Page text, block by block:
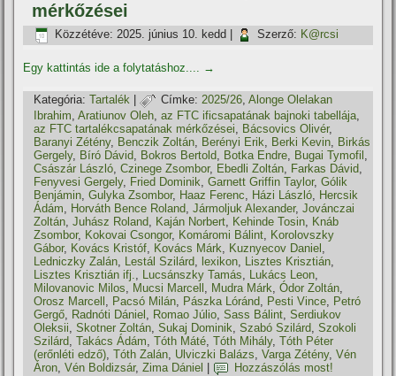
mérkőzései
Közzétéve: 2025. június 10. kedd Szerző: K@rcsi
Egy kattintás ide a folytatáshoz.... →
Kategória: Tartalék | Címke: 2025/26,Alonge Olelakan
Ibrahim,Aratiunov Oleh,az FTC ificsapatának bajnoki tabellája,
az FTC tartalékcsapatának mérkőzései, Bácsovics Olivér,
Baranyi Zétény, Benczik Zoltán, Berényi Erik, Berki Kevin, Birkás
Gergely, Bíró Dávid, Bokros Bertold, Botka Endre, Bugai Tymofil ,
Császár László,Czinege Zsombor, Ebedli Zoltán, Farkas Dávid,
Fenyvesi Gergely, Fried Dominik,Garnett Griffin Taylor,Gólik
Benjámin,Gulyka Zsombor, Haaz Ferenc, Házi László, Hercsik
Ádám, Horváth Bence Roland,Jármoljuk Alexander,Jovánczai
Zoltán,Juhász Roland, Kaján Norbert, Kehinde Tosin, Knáb
Zsombor, Kokovai Csongor, Komáromi Bálint, Korolovszky
Gábor, Kovács Kristóf, Kovács Márk, Kuznyecov Daniel ,
Ledniczky Zalán, Lestál Szilárd, lexikon, Lisztes Krisztián,
Lisztes Krisztián ifj., Lucsánszky Tamás, Lukács Leon,
Milovanovic Milos, Mucsi Marcell , Mudra Márk,Ódor Zoltán,
Orosz Marcell , Pacsó Milán, Pászka Lóránd, Pesti Vince, Petró
Gergő, Radnóti Dániel , Romao Júlio,Sass Bálint,Serdiukov
Oleksii,Skotner Zoltán,Sukaj Dominik,Szabó Szilárd,Szokoli
Szilárd,Takács Ádám,Tóth Máté,Tóth Mihály,Tóth Péter
(erőnléti edző),Tóth Zalán, Ulviczki Balázs,Varga Zétény,Vén
Áron,Vén Boldizsár,Zima Dániel Hozzászólás most!